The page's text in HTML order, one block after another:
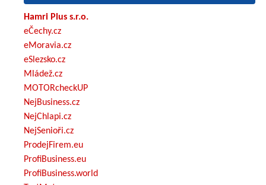
Hamri Plus s.r.o.
eČechy.cz
eMoravia.cz
eSlezsko.cz
Mládež.cz
MOTORcheckUP
NejBusiness.cz
NejChlapi.cz
NejSenioři.cz
ProdejFirem.eu
ProfiBusiness.eu
ProfiBusiness.world